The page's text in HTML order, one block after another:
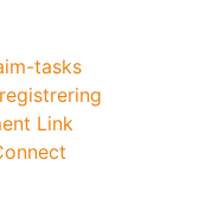
tasks
Link